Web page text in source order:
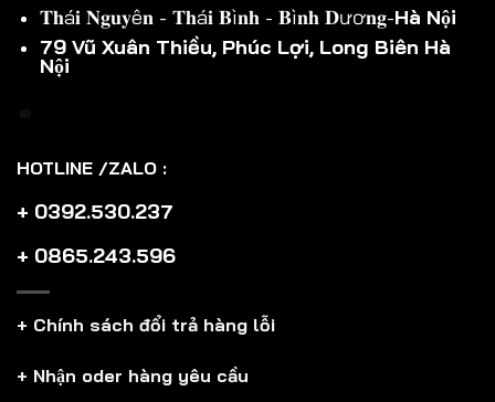
𝐓𝐡á𝐢 𝐍𝐠𝐮𝐲ê𝐧 - 𝐓𝐡á𝐢 𝐁ì𝐧𝐡 - 𝐁ì𝐧𝐡 𝐃ươ𝐧𝐠-Hà Nội
79 Vũ Xuân Thiều, Phúc Lợi, Long Biên Hà
Nội
HOTLINE /ZALO :
+ 0392.530.237
+ 0865.243.596
+ Chính sách đổi trả hàng lỗi
+ Nhận oder hàng yêu cầu